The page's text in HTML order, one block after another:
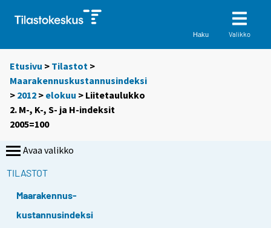
Haku Valikko
Etusivu > Tilastot >
Maarakennuskustannusindeksi
> 2012 > elokuu > Liitetaulukko
2. M-, K-, S- ja H-indeksit
2005=100
Avaa valikko
TILASTOT
Maarakennus-
kustannusindeksi